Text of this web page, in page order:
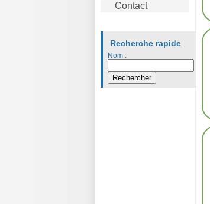
Contact
Recherche rapide
Nom :